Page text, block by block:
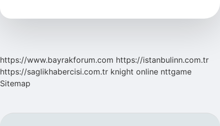
https://www.bayrakforum.com https://istanbulinn.com.tr
https://saglikhabercisi.com.tr knight online nttgame
Sitemap